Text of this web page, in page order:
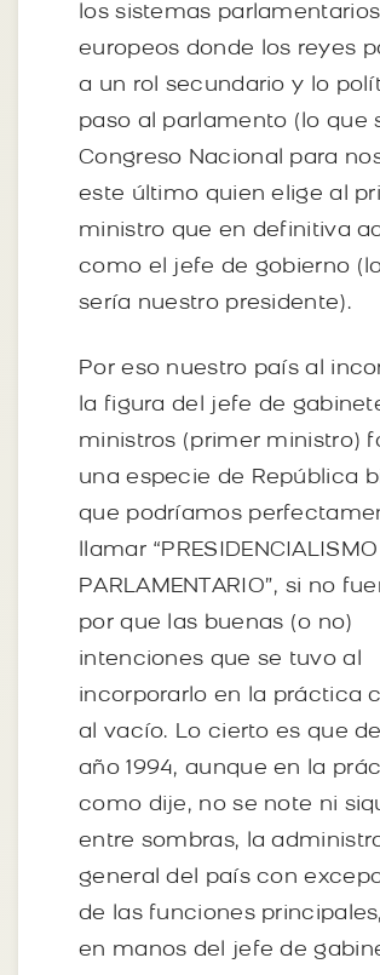
los sistemas parlamentarios
europeos donde los reyes
a un rol secundario y lo
paso al parlamento (lo que
Congreso Nacional para
este último quien elige al
ministro que en definitiva
como el jefe de gobierno
sería nuestro presidente).
Por eso nuestro país al
la figura del jefe de
ministros (primer ministro)
una especie de República
que podríamos
llamar “PRESIDENCIALISMO
PARLAMENTARIO”, si no
por que las buenas (o no)
intenciones que se tuvo al
incorporarlo en la práctica
al vacío. Lo cierto es que
año 1994, aunque en la
como dije, no se note ni
entre sombras, la
general del país con
de las funciones
en manos del jefe de